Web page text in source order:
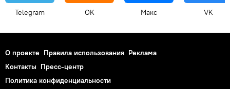
Telegram OK Макс VK
О проекте Правила использования Реклама
Контакты Пресс-центр
Политика конфиденциальности